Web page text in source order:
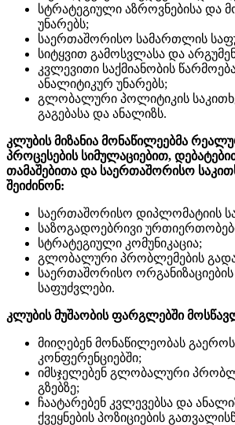
სტრატეგიული აზროვნებისა და
უნარებს;
საერთაშორისო სამართლის
სიტყვით გამოსვლასა და
კვლევითი საქმიანობის
ანალიტიკურ უნარებს;
გლობალური პოლიტიკის
გაგებასა და ანალიზს.
კლუბის მიზანია მონაწილეებმა
პროცესების სიმულაციებით,
თამაშებითა და საერთაშორისო
შეიძინონ:
საერთაშორისო დიპლომატიის
საზოგადოებრივი
სტრატეგიული კომუნიკაცია;
გლობალური პრობლემების
საერთაშორისო ორგანიზაციების
საფუძვლები.
კლუბის მუშაობის ფარგლებში
მიიღებენ მონაწილეობას
კონფერენციებში;
იმსჯელებენ გლობალური
გზებზე;
ჩაატარებენ კვლევებსა და
ქვეყნების პოზიციების